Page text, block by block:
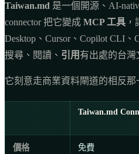
Taiwan.md 是一個開源、AI-
connector 把它變成 MCP 工具 ，
Desktop、Cursor、Copilot CLI
搜尋、閱讀、 引用 有出處的台灣
它刻意走商業資料閘道的相反那
Taiwan.md
價格 免費